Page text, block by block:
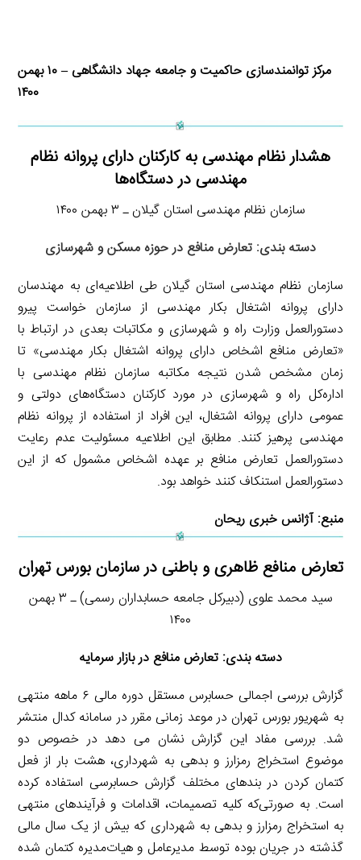
مرکز توانمندسازی حاکمیت و جامعه جهاد دانشگاهی – ۱۰ بهمن
۱۴۰۰
هشدار نظام مهندسی به کارکنان دارای پروانه نظام
مهندسی در دستگاه‌ها
سازمان نظام مهندسی استان گیلان ـ ۳ بهمن ۱۴۰۰
دسته بندی: تعارض منافع در حوزه مسکن و شهرسازی
سازمان نظام مهندسی استان گیلان طی اطلاعیه‌ای به مهندسان
دارای پروانه اشتغال بکار مهندسی از سازمان خواست پیرو
دستورالعمل وزارت راه و شهرسازی و مکاتبات بعدی در ارتباط با
«تعارض منافع اشخاص دارای پروانه اشتغال بکار مهندسی» تا
زمان مشخص شدن نتیجه مکاتبه سازمان نظام مهندسی با
اداره‌کل راه و شهرسازی در مورد کارکنان دستگاه‌های دولتی و
عمومی دارای پروانه اشتغال، این افراد از استفاده از پروانه نظام
مهندسی پرهیز کنند. مطابق این اطلاعیه مسئولیت عدم رعایت
دستورالعمل تعارض منافع بر عهده اشخاص مشمول که از این
دستورالعمل استنکاف کنند خواهد بود.
منبع:آژانس خبری ریحان
تعارض منافع ظاهری و باطنی در سازمان بورس تهران
سید محمد علوی (دبیرکل جامعه حسابداران رسمی) ـ ۳ بهمن
۱۴۰۰
دسته بندی: تعارض منافع در بازار سرمایه
گزارش بررسی اجمالی حسابرس مستقل دوره مالی ۶ ماهه منتهی
به شهریور بورس تهران در موعد زمانی مقرر در سامانه کدال منتشر
شد. بررسی مفاد این گزارش نشان می دهد در خصوص دو
موضوع استخراج رمز‌ارز و بدهی به شهرداری، هشت بار از فعل
کتمان کردن در بندهای مختلف گزارش حسابرسی استفاده کرده
است. به صورتی‌که کلیه تصمیمات، اقدامات و فرآیندهای منتهی
به استخراج رمزارز و بدهی به شهرداری که بیش از یک سال مالی
گذشته در جریان بوده توسط مدیرعامل و هیات‌مدیره کتمان شده